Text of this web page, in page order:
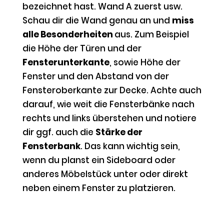
bezeichnet hast. Wand A zuerst usw.
Schau dir die Wand genau an und miss
alle Besonderheiten aus. Zum Beispiel
die Höhe der Türen und der
Fensterunterkante, sowie Höhe der
Fenster und den Abstand von der
Fensteroberkante zur Decke. Achte auch
darauf, wie weit die Fensterbänke nach
rechts und links überstehen und notiere
dir ggf. auch die Stärke der
Fensterbank. Das kann wichtig sein,
wenn du planst ein Sideboard oder
anderes Möbelstück unter oder direkt
neben einem Fenster zu platzieren.